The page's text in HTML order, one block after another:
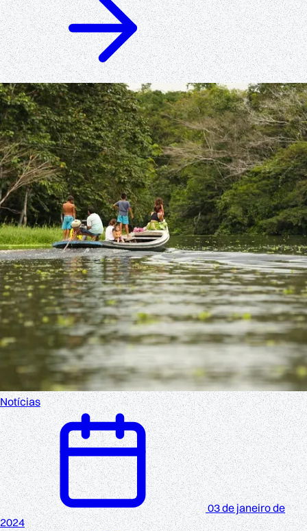
Notícias
03 de janeiro de
2024